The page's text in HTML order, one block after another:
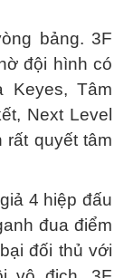
bảng. 3F
đội hình có
Keyes, Tâm
Next Level
rất quyết tâm
4 hiệp đấu
đua điểm
đối thủ với